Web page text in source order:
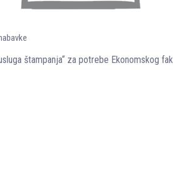
štampanja“ za potrebe Ekonomskog